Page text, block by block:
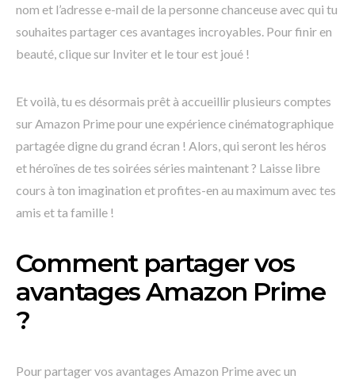
nom et l’adresse e-mail de la personne chanceuse avec qui tu
souhaites partager ces avantages incroyables. Pour finir en
beauté, clique sur Inviter et le tour est joué !
Et voilà, tu es désormais prêt à accueillir plusieurs comptes
sur Amazon Prime pour une expérience cinématographique
partagée digne du grand écran ! Alors, qui seront les héros
et héroïnes de tes soirées séries maintenant ? Laisse libre
cours à ton imagination et profites-en au maximum avec tes
amis et ta famille !
Comment partager vos
avantages Amazon Prime
?
Pour partager vos avantages Amazon Prime avec un